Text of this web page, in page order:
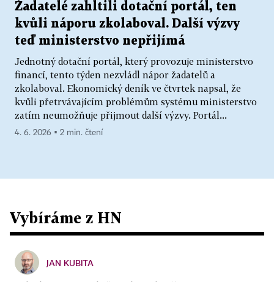
Žadatelé zahltili dotační portál, ten
kvůli náporu zkolaboval. Další výzvy
teď ministerstvo nepřijímá
Jednotný dotační portál, který provozuje ministerstvo
financí, tento týden nezvládl nápor žadatelů a
zkolaboval. Ekonomický deník ve čtvrtek napsal, že
kvůli přetrvávajícím problémům systému ministerstvo
zatím neumožňuje přijmout další výzvy. Portál...
4. 6. 2026 ▪ 2 min. čtení
Vybíráme z HN
JAN KUBITA